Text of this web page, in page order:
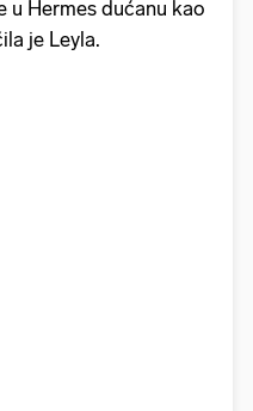
Hermes dućanu kao
je Leyla.